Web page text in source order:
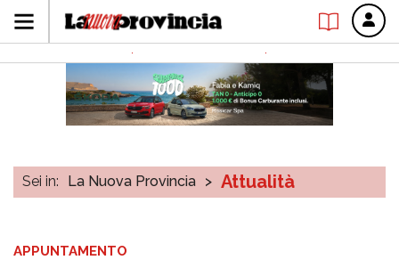
Sei in: La Nuova Provincia > Attualità
APPUNTAMENTO